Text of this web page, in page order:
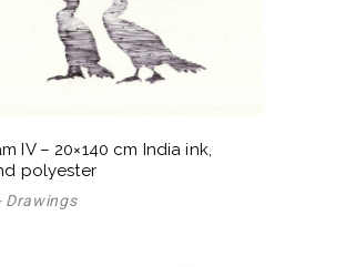
IV – 20×140 cm India ink,
polyester
Drawings